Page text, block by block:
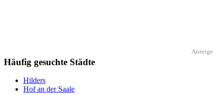
Anzeige
Häufig gesuchte Städte
Hilders
Hof an der Saale